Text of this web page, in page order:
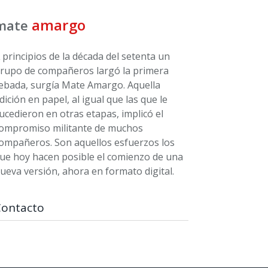
amargo
principios de la década del setenta un
de compañeros largó la primera
surgía Mate Amargo. Aquella
en papel, al igual que las que le
en otras etapas, implicó el
militante de muchos
Son aquellos esfuerzos los
hoy hacen posible el comienzo de una
versión, ahora en formato digital.